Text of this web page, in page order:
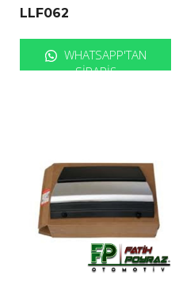
LLF062
WHATSAPP'TAN
SIPARIŞ